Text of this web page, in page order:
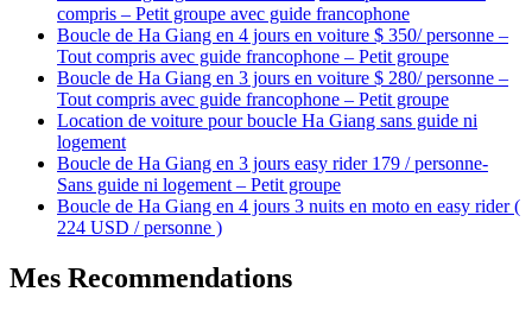
compris – Petit groupe avec guide francophone
Boucle de Ha Giang en 4 jours en voiture $ 350/ personne –
Tout compris avec guide francophone – Petit groupe
Boucle de Ha Giang en 3 jours en voiture $ 280/ personne –
Tout compris avec guide francophone – Petit groupe
Location de voiture pour boucle Ha Giang sans guide ni
logement
Boucle de Ha Giang en 3 jours easy rider 179 / personne-
Sans guide ni logement – Petit groupe
Boucle de Ha Giang en 4 jours 3 nuits en moto en easy rider (
224 USD / personne )
Mes Recommendations